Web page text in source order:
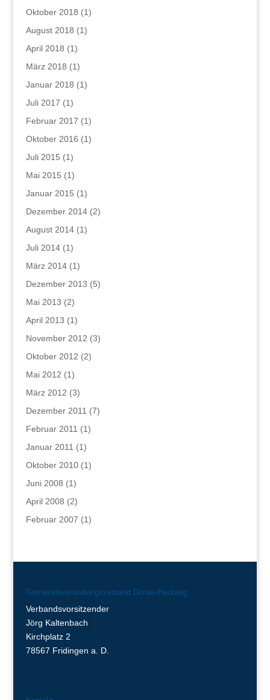
Oktober 2018 (1)
August 2018 (1)
April 2018 (1)
März 2018 (1)
Januar 2018 (1)
Juli 2017 (1)
Februar 2017 (1)
Oktober 2016 (1)
Juli 2015 (1)
Mai 2015 (1)
Januar 2015 (1)
Dezember 2014(2)
August 2014(1)
Juli 2014(1)
März 2014(1)
Dezember 2013 (5)
Mai 2013 (2)
April 2013 (1)
November 2012 (3)
Oktober 2012 (2)
Mai 2012 (1)
März 2012 (3)
Dezember 2011 (7)
Februar 2011 (1)
Januar 2011 (1)
Oktober 2010(1)
Juni 2008 (1)
April 2008 (2)
Februar 2007 (1)
Gemeindeverwaltungsverband Donau-Heuberg
Verbandsvorsitzender
Jörg Kaltenbach
Kirchplatz 2
78567 Fridingen a. D.